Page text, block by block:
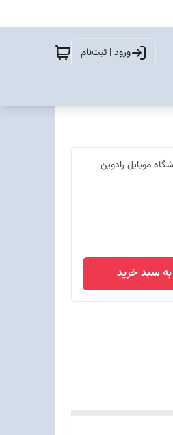
ورود | ثبت‌نام
به سبد خرید